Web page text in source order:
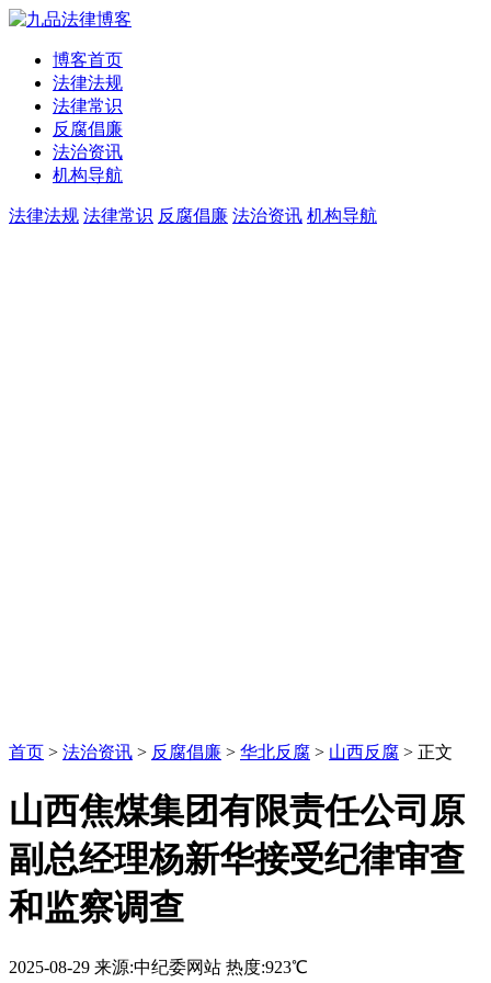
博客首页
法律法规
法律常识
反腐倡廉
法治资讯
机构导航
法律法规 法律常识 反腐倡廉 法治资讯 机构导航
首页 > 法治资讯 > 反腐倡廉 > 华北反腐 > 山西反腐 > 正文
山西焦煤集团有限责任公司原
副总经理杨新华接受纪律审查
和监察调查
2025-08-29 来源:中纪委网站 热度:923℃